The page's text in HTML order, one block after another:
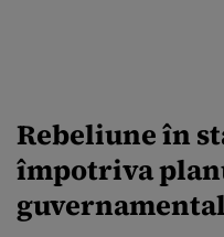
Rebeliune în
împotriva
guvernamental